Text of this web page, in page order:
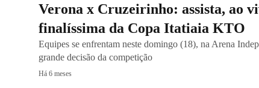
Verona x Cruzeirinho: assista, ao
finalíssima da Copa Itatiaia KTO
Equipes se enfrentam neste domingo (18), na Arena
grande decisão da competição
Há 6 meses